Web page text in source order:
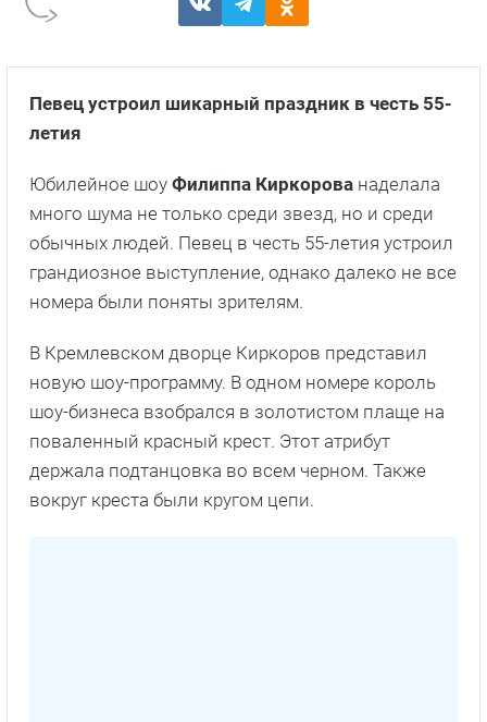
Певец устроил шикарный праздник в честь 55-
летия
Юбилейное шоу Филиппа Киркорова наделала
много шума не только среди звезд, но и среди
обычных людей. Певец в честь 55-летия устроил
грандиозное выступление, однако далеко не все
номера были поняты зрителям.
В Кремлевском дворце Киркоров представил
новую шоу-программу. В одном номере король
шоу-бизнеса взобрался в золотистом плаще на
поваленный красный крест. Этот атрибут
держала подтанцовка во всем черном. Также
вокруг креста были кругом цепи.